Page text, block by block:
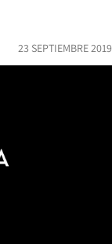
23 SEPTIEMBRE 2019